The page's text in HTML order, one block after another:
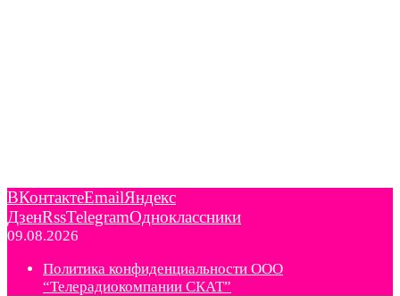
ВКонтактеEmailЯндекс
ДзенRssTelegramОдноклассники
09.08.2026
Политика конфиденциальности ООО
“Телерадиокомпании СКАТ”